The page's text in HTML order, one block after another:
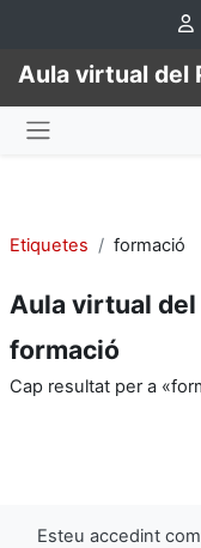
Ves al contingut principal
Aula virtual del
Etiquetes formació
Aula virtual del
formació
Cap resultat per a
Esteu accedint